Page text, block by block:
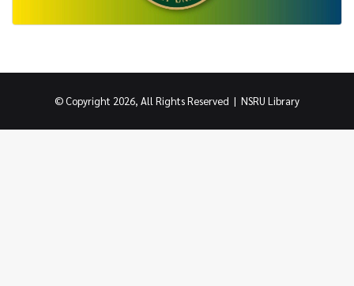
© Copyright 2026, All Rights Reserved | NSRU Library